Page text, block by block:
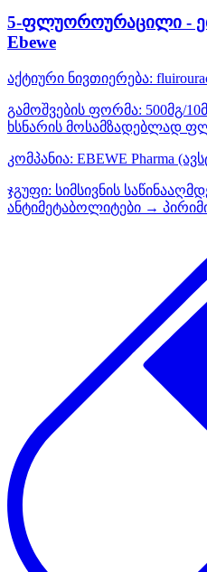
5-ფლუოროურაცილი -
Ebewe
აქტიური ნივთიერება:
გამოშვების ფორმა: 500მგ/
ხსნარის მოსამზადებლად
კომპანია: EBEWE Pharma
ჯგუფი: სიმსივნის
ანტიმეტაბოლიტები →